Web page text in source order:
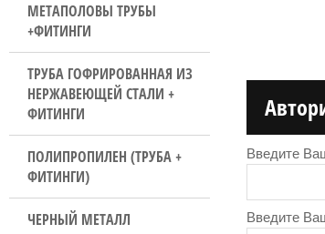
МЕТАПОЛОВЫ ТРУБЫ
+ФИТИНГИ
ТРУБА ГОФРИРОВАННАЯ ИЗ
НЕРЖАВЕЮЩЕЙ СТАЛИ +
ФИТИНГИ
ПОЛИПРОПИЛЕН (ТРУБА +
ФИТИНГИ)
ЧЕРНЫЙ МЕТАЛЛ
Введите
Введите